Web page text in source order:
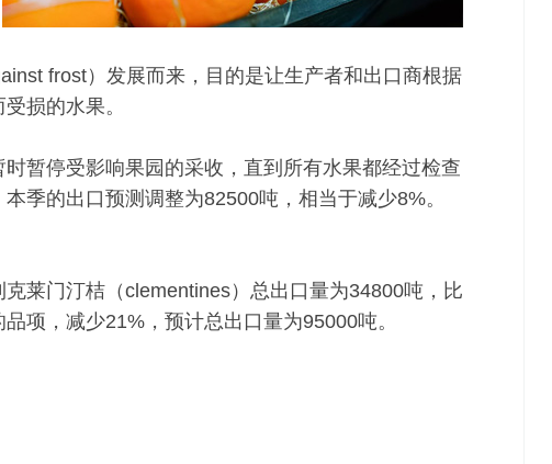
frost）发展而来，目的是让生产者和出口商根据
损的水果。
暂停受影响果园的采收，直到所有水果都经过检查
季的出口预测调整为82500吨，相当于减少8%。
莱门汀桔（clementines）总出口量为34800吨，比
项，减少21%，预计总出口量为95000吨。